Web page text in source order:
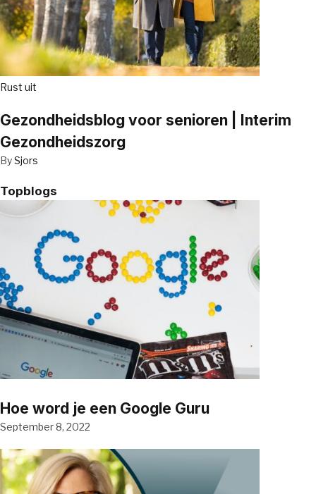
Rust uit
Gezondheidsblog voor senioren | Interim
Gezondheidszorg
BySjors
Topblogs
Hoe word je een Google Guru
September 8, 2022